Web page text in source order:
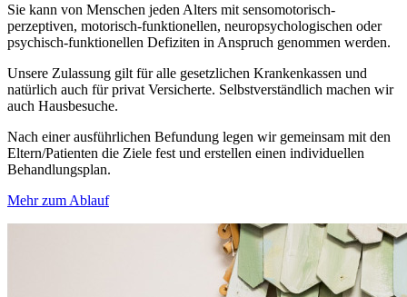
Sie kann von Menschen jeden Alters mit sensomotorisch-
perzeptiven, motorisch-funktionellen, neuropsychologischen oder
psychisch-funktionellen Defiziten in Anspruch genommen werden.
Unsere Zulassung gilt für alle gesetzlichen Krankenkassen und
natürlich auch für privat Versicherte. Selbstverständlich machen wir
auch Hausbesuche.
Nach einer ausführlichen Befundung legen wir gemeinsam mit den
Eltern/Patienten die Ziele fest und erstellen einen individuellen
Behandlungsplan.
Mehr zum Ablauf